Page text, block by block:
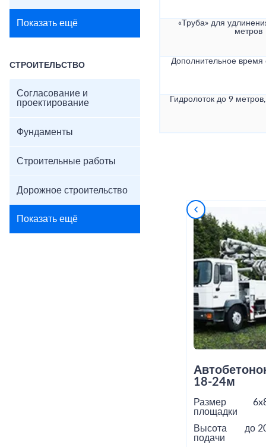
Показать ещё
СТРОИТЕЛЬСТВО
Согласование и
проектирование
Фундаменты
Строительные работы
Дорожное строительство
Показать ещё
«Труба» для
метров
Дополнительное
Гидролоток до 9
18-24м
Размер
площадки
Высота
подачи
до